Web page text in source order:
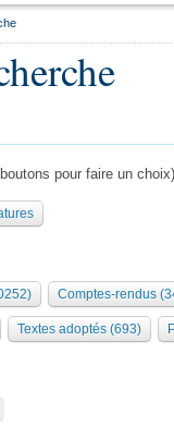
Bureau Collège des
pour faire un choix)
Comptes-rendus
Textes adoptés (693)